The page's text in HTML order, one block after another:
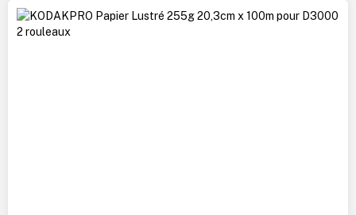
Ignorer la galerie d'images